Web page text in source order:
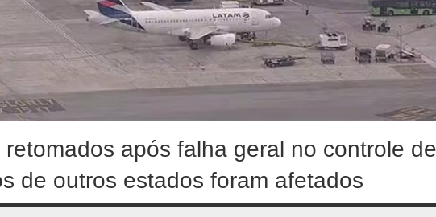
após falha geral no controle de
de outros estados foram afetados